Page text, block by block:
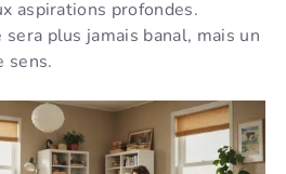
aspirations profondes.
plus jamais banal, mais un
sens.